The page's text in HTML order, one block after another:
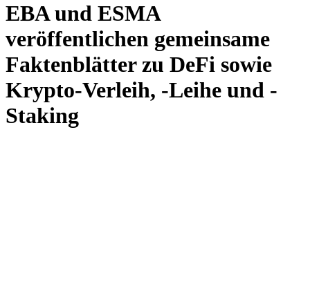
EBA und ESMA
veröffentlichen gemeinsame
Faktenblätter zu DeFi sowie
Krypto-Verleih, -Leihe und -
Staking